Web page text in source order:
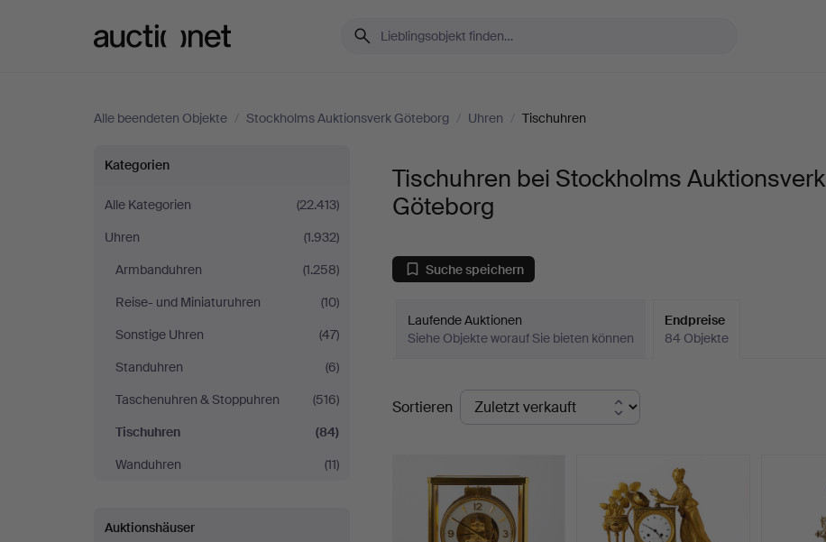
Alle beendeten Objekte / Stockholms Auktionsverk Göteborg / Uhren / Tischuhren
Tischuhren
bei
Stockholms
Auktionsverk
Göteborg
Kategorien
Alle Kategorien
(22.413)
Uhren
(1.932)
Armbanduhren
(1.258)
Reise- und Miniaturuhren
(10)
Sonstige Uhren
(47)
Standuhren
(6)
Taschenuhren & Stoppuhren
(516)
Tischuhren
(84)
Wanduhren
(11)
Auktionshäuser
Tischuhren bei Stockholms Auktionsverk
Göteborg
Suche speichern
Laufende Auktionen
Siehe Objekte worauf Sie bieten können
Endpreise
84 Objekte
Endpreise
Sortieren